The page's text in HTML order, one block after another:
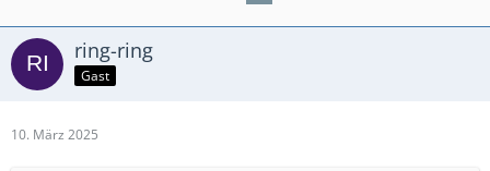
ring-ring
Gast
10. März 2025